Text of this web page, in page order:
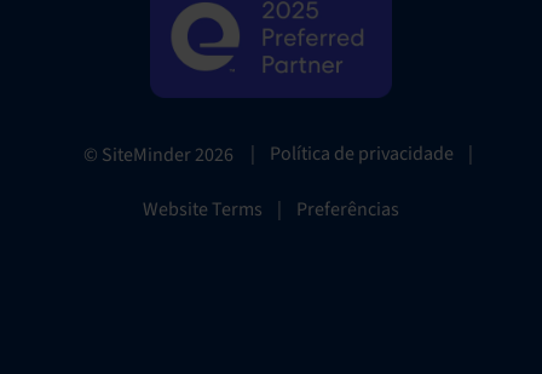
© SiteMinder2026 | Política de privacidade |
Website Terms | Preferências